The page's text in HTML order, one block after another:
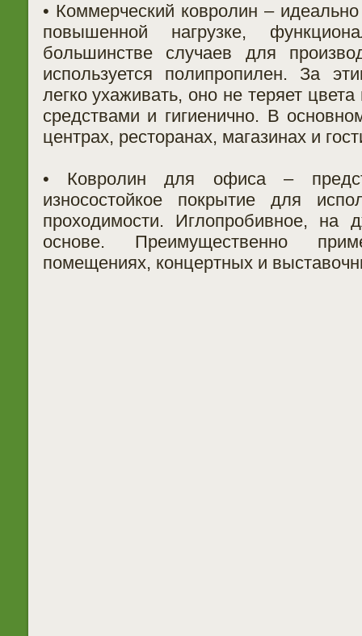
• Коммерческий ковролин –
повышенной нагрузке,
большинстве случаев для
используется полипропилен. За
легко ухаживать, оно не теряет
средствами и гигиенично. В
центрах, ресторанах, магазинах и
• Ковролин для офиса –
износостойкое покрытие для
проходимости. Иглопробивное, на
основе. Преимущественно
помещениях, концертных и